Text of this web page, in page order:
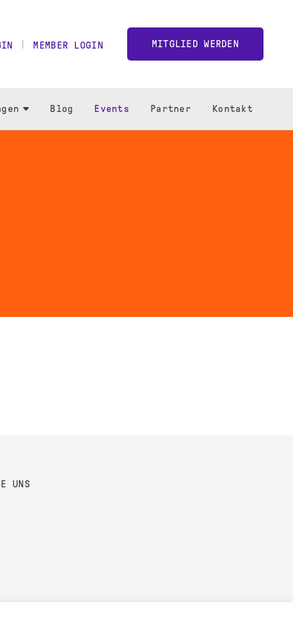
MEMBER LOGIN MITGLIED WERDEN
Blog Events Partner Kontakt
UNS